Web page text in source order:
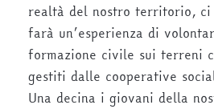
realtà del nostro territorio, ci
farà un’esperienza di
formazione civile sui terreni
gestiti dalle cooperative
Una decina i giovani della